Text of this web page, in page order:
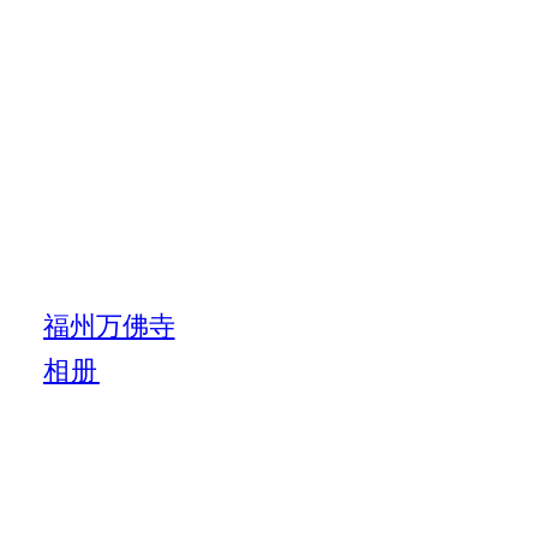
福州万佛寺
相册